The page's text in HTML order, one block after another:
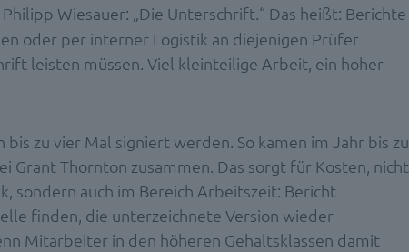
Wiesauer: „Die Unterschrift.“ Das heißt: Berichte
oder per interner Logistik an diejenigen Prüfer
leisten müssen. Viel kleinteilige Arbeit, ein hoher
bis zu vier Mal signiert werden. So kamen im Jahr bis zu
Grant Thornton zusammen. Das sorgt für Kosten, nicht
sondern auch im Bereich Arbeitszeit: Bericht
finden, die unterzeichnete Version wieder
Mitarbeiter in den höheren Gehaltsklassen damit